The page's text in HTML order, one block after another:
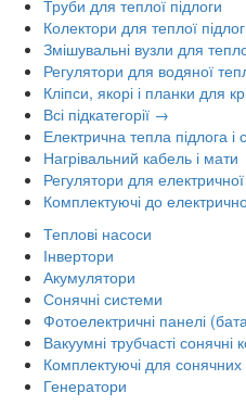
Труби для теплої підлоги
Колектори для теплої
Змішувальні вузли для
Регулятори для водяної
Кліпси, якорі і планки для
Всі підкатегорії →
Електрична тепла підлога
Нагрівальний кабель і мати
Регулятори для електричної
Комплектуючі до
Теплові насоси
Інвертори
Акумулятори
Сонячні системи
Фотоелектричні панелі
Вакуумні трубчасті сонячні
Комплектуючі для
Генератори